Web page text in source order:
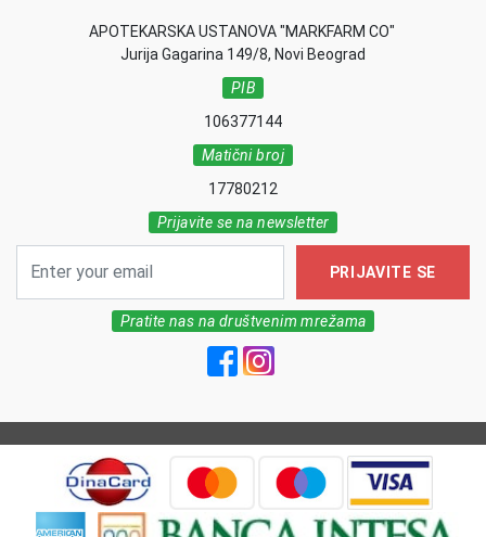
APOTEKARSKA USTANOVA "MARKFARM CO"
Jurija Gagarina 149/8, Novi Beograd
PIB
106377144
Matični broj
17780212
Prijavite se na newsletter
PRIJAVITE SE
Pratite nas na društvenim mrežama